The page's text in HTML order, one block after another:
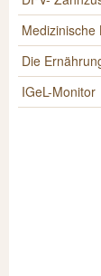
Medizinische
Die
IGeL-Monitor